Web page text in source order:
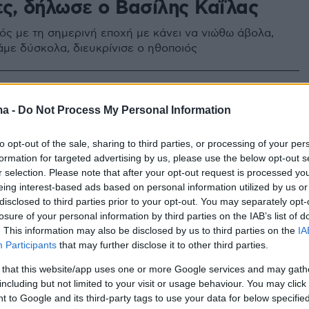
- Do Not Process My Personal Information
opt-out of the sale, sharing to third parties, or processing of your
for targeted advertising by us, please use the below opt-out
selection. Please note that after your opt-out request is processed
interest-based ads based on personal information utilized by us
to third parties prior to your opt-out. You may separately
of your personal information by third parties on the IAB’s list of
This information may also be disclosed by us to third parties on the
Participants that may further disclose it to other third parties.
that this website/app uses one or more Google services and may
but not limited to your visit or usage behaviour. You may
to Google and its third-party tags to use your data for below
δήλωσε ο Βασίλης Καΐλας
με τη σημερινή εποχή με κάνει να νιώθω άβολα,
δύσκολα, διευκρίνισε ο ηθοποιός
Καΐλας για Νίκο Ξανθόπουλο:
πατέρας μου είναι πολύ
γρήγορα να γυρίσει στην οικογένειά του»
το πρόβλημα υγείας που αντιμετωπίζει ο γνωστός
Καΐλας έγινε παππούς